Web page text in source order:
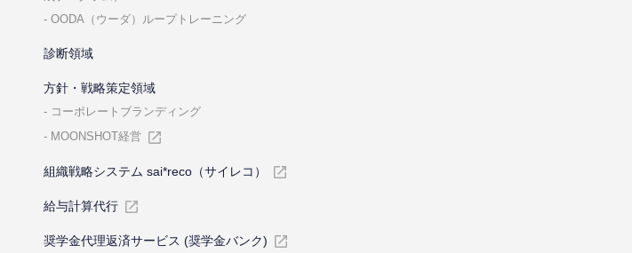
OODA（ウーダ）ループトレーニング
診断領域
⽅針・戦略策定領域
コーポレートブランディング
MOONSHOT経営
組織戦略システム sai*reco（サイレコ）
給与計算代⾏
奨学金代理返済サービス (奨学金バンク)